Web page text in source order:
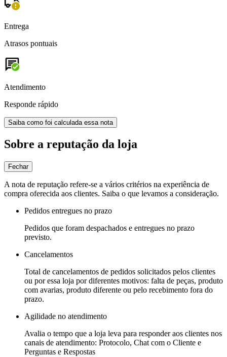
Entrega
Atrasos pontuais
Atendimento
Responde rápido
Saiba como foi calculada essa nota
Sobre a reputação da loja
Fechar
A nota de reputação refere-se a vários critérios na experiência de
compra oferecida aos clientes. Saiba o que levamos a consideração.
Pedidos entregues no prazo
Pedidos que foram despachados e entregues no prazo
previsto.
Cancelamentos
Total de cancelamentos de pedidos solicitados pelos clientes
ou por essa loja por diferentes motivos: falta de peças, produto
com avarias, produto diferente ou pelo recebimento fora do
prazo.
Agilidade no atendimento
Avalia o tempo que a loja leva para responder aos clientes nos
canais de atendimento: Protocolo, Chat com o Cliente e
Perguntas e Respostas